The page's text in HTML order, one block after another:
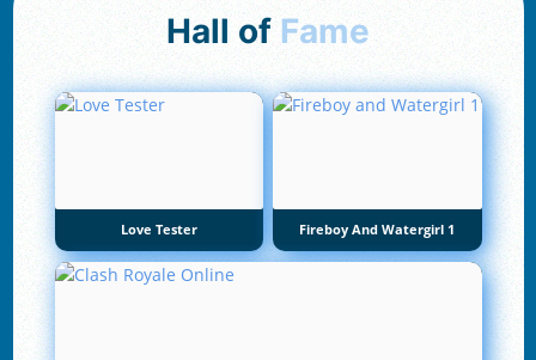
Hall of Fame
Love Tester Fireboy And Watergirl 1